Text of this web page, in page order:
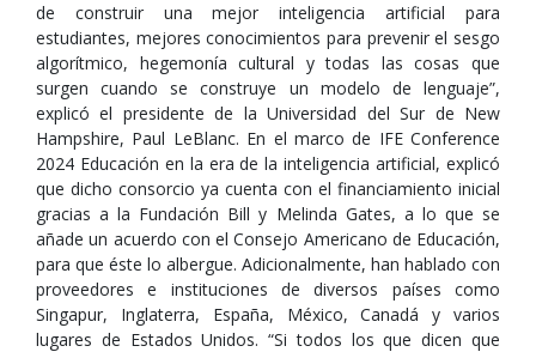
de construir una mejor inteligencia artificial para
estudiantes, mejores conocimientos para prevenir el sesgo
algorítmico, hegemonía cultural y todas las cosas que
surgen cuando se construye un modelo de lenguaje”,
explicó el presidente de la Universidad del Sur de New
Hampshire, Paul LeBlanc. En el marco de IFE Conference
2024 Educación en la era de la inteligencia artificial, explicó
que dicho consorcio ya cuenta con el financiamiento inicial
gracias a la Fundación Bill y Melinda Gates, a lo que se
añade un acuerdo con el Consejo Americano de Educación,
para que éste lo albergue. Adicionalmente, han hablado con
proveedores e instituciones de diversos países como
Singapur, Inglaterra, España, México, Canadá y varios
lugares de Estados Unidos. “Si todos los que dicen que